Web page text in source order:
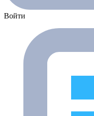
Войти